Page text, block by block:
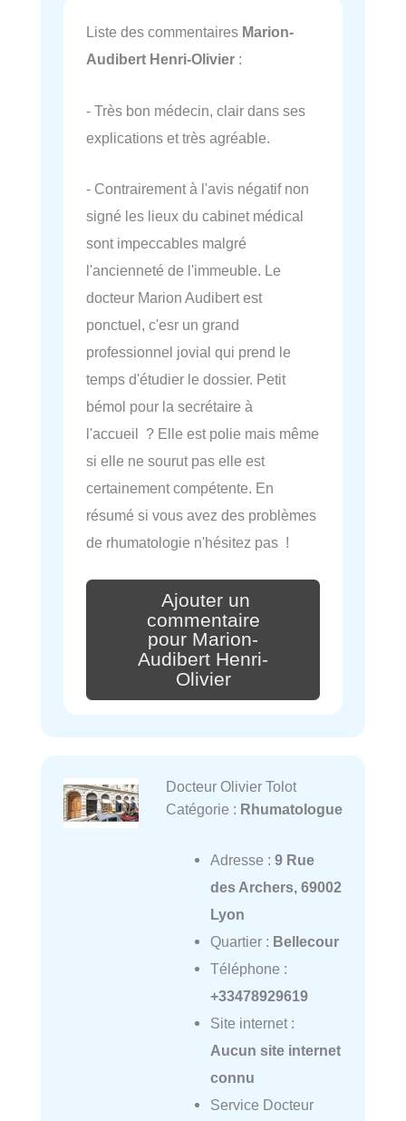
Liste des commentaires Marion-
Audibert Henri-Olivier :
- Très bon médecin, clair dans ses
explications et très agréable.
- Contrairement à l'avis négatif non
signé les lieux du cabinet médical
sont impeccables malgré
l'ancienneté de l'immeuble. Le
docteur Marion Audibert est
ponctuel, c'esr un grand
professionnel jovial qui prend le
temps d'étudier le dossier. Petit
bémol pour la secrétaire à
l'accueil ? Elle est polie mais même
si elle ne sourut pas elle est
certainement compétente. En
résumé si vous avez des problèmes
de rhumatologie n'hésitez pas !
Ajouter un
commentaire
pour Marion-
Audibert Henri-
Olivier
Docteur Olivier Tolot
Catégorie : Rhumatologue
Adresse : 9 Rue
des Archers, 69002
Lyon
Quartier : Bellecour
Téléphone :
+33478929619
Site internet :
Aucun site internet
connu
Service Docteur